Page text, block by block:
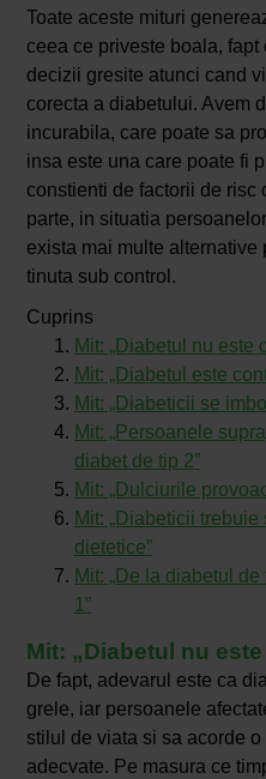
Toate aceste mituri
ceea ce priveste boala,
decizii gresite atunci cand
corecta a diabetului. Avem
incurabila, care poate sa
insa este una care poate fi
constienti de factorii de risc
parte, in situatia
exista mai multe alternative
tinuta sub control.
Cuprins
Mit: „Diabetul nu este
Mit: „Diabetul este
Mit: „Diabeticii se
Mit: „Persoanele
diabet de tip 2”
Mit: „Dulciurile
Mit: „Diabeticii
dietetice”
Mit: „De la diabetul
1”
Mit: „Diabetul nu
De fapt, adevarul este ca
grele, iar persoanele
stilul de viata si sa acorde
adecvate. Pe masura ce